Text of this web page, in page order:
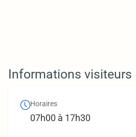
Informations visiteurs
Horaires
07h00 à 17h30